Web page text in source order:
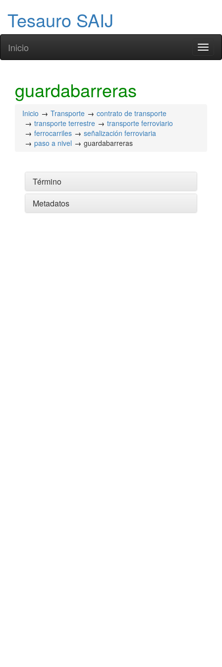
Tesauro SAIJ
Inicio
guardabarreras
Inicio Transporte
contrato de transporte
transporte terrestre
transporte ferroviario
ferrocarriles
señalización ferroviaria
paso a nivel
guardabarreras
Término
Metadatos